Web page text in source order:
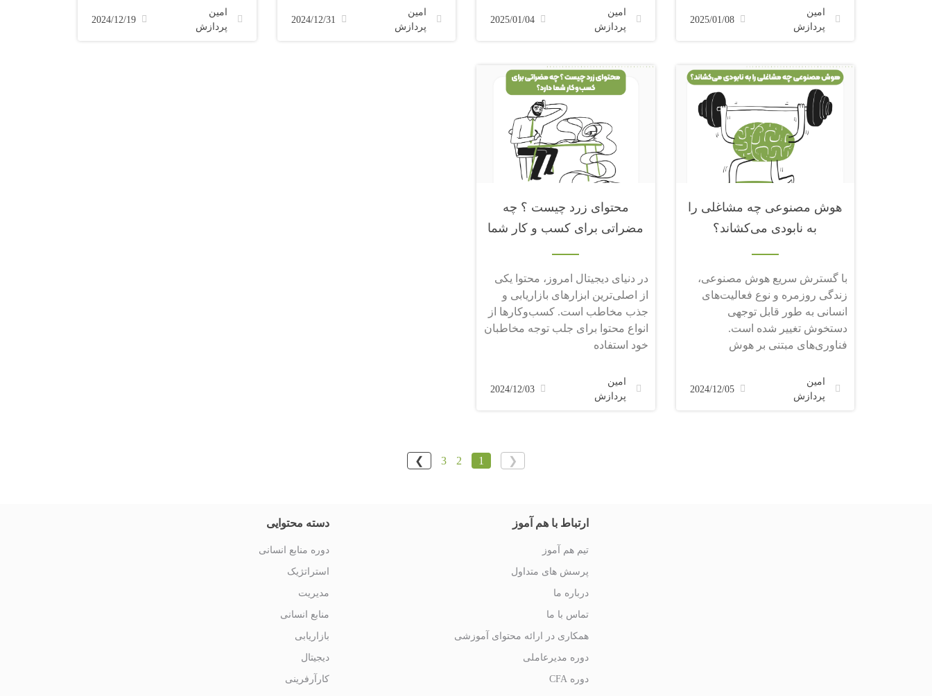
امین
پردازش
2025/01/08
امین
پردازش
2025/01/04
امین
پردازش
2024/12/31
امین
پردازش
2024/12/19
هوش مصنوعی چه مشاغلی را
به نابودی می‌کشاند؟
با گسترش سریع هوش مصنوعی،
زندگی روزمره و نوع فعالیت‌های
انسانی به طور قابل توجهی
دستخوش تغییر شده است.
فناوری‌های مبتنی بر هوش
امین
پردازش
2024/12/05
محتوای زرد چیست ؟ چه
مضراتی برای کسب و کار شما
در دنیای دیجیتال امروز، محتوا یکی
از اصلی‌ترین ابزارهای بازاریابی و
جذب مخاطب است. کسب‌وکارها از
انواع محتوا برای جلب توجه مخاطبان
خود استفاده
امین
پردازش
2024/12/03
❮
1
2
3
❯
ارتباط با هم آموز
تیم هم آموز
پرسش های متداول
درباره ما
تماس با ما
همکاری در ارائه محتوای آموزشی
دوره مدیرعاملی
دوره CFA
دسته محتوایی
دوره منابع انسانی
استراتژیک
مدیریت
منابع انسانی
بازاریابی
دیجیتال
کارآرفرینی